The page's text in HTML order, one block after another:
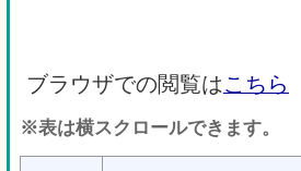
ブラウザでの閲覧はこちら
※表は横スクロールできます。